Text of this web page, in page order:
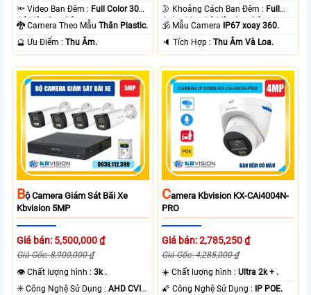
🔦 Video Ban Đêm : Full Color 30m
Có Màu Ban Ðêm.
🐉️ Camera Theo MẫuThân Plastic.
️🔮 Ưu Điểm :Thu Âm.
🌛 Khoảng Cách Ban Đêm : Full
Color 30m Có Màu Ban Ðêm.
🕉️ Mẫu Camera IP67 xoay 360.
️🔈 Tích Hợp :Thu Âm Và Loa.
BỘ Camera Giám Sát Bãi Xe
Kbvision 5MP
Giá bán: 5,500,000 ₫
Giá Gốc: 8,900,000 ₫
👁 Chất lượng hình :3k .
✳️ Công Nghệ Sử Dụng :AHD CVI
CAmera Kbvision KX-CAi4004N-
PRO
Giá bán: 2,785,250 ₫
Giá Gốc: 4,285,000 ₫
☀️ Chất lượng hình :Ultra 2k + .
🌠 Công Nghệ Sử Dụng :
IP POE.